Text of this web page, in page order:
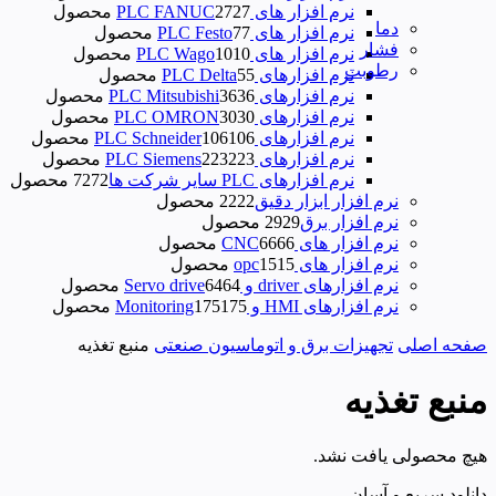
دما
فشار
رطوبت
نرم افزار های PLC FANUC
2727 محصول
نرم افزار های PLC Festo
77 محصول
نرم افزار های PLC Wago
1010 محصول
نرم‌ افزارهای PLC Delta
55 محصول
نرم افزارهای PLC Mitsubishi
3636 محصول
نرم افزارهای PLC OMRON
3030 محصول
نرم افزارهای PLC Schneider
106106 محصول
نرم افزارهای PLC Siemens
223223 محصول
نرم افزارهای PLC سایر شرکت ها
7272 محصول
نرم افزار ابزار دقیق
2222 محصول
نرم افزار برق
2929 محصول
نرم افزار های CNC
6666 محصول
نرم افزار های opc
1515 محصول
نرم افزارهای driver و Servo drive
6464 محصول
نرم افزارهای HMI و Monitoring
175175 محصول
صفحه اصلی تجهیزات برق و اتوماسیون صنعتی منبع تغذیه
منبع تغذیه
هیچ محصولی یافت نشد.